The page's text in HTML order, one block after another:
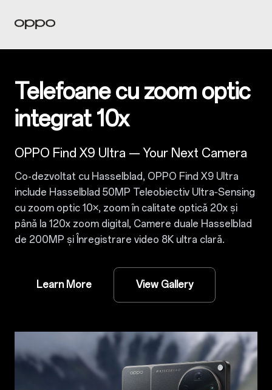
Telefoane cu zoom optic
integrat 10x
OPPO Find X9 Ultra — Your Next Camera
Co-dezvoltat cu Hasselblad, OPPO Find X9 Ultra
include Hasselblad 50MP Teleobiectiv Ultra‑Sensing
cu zoom optic 10×, zoom în calitate optică 20x și
până la 120x zoom digital, Camere duale Hasselblad
de 200MP și Înregistrare video 8K ultra clară.
Learn More View Gallery